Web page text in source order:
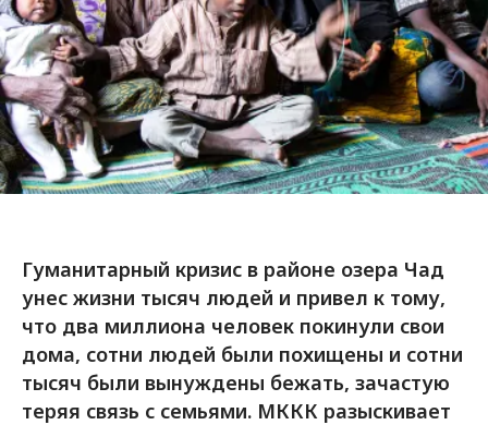
Гуманитарный кризис в районе озера Чад
унес жизни тысяч людей и привел к тому,
что два миллиона человек покинули свои
дома, сотни людей были похищены и сотни
тысяч были вынуждены бежать, зачастую
теряя связь с семьями. МККК разыскивает